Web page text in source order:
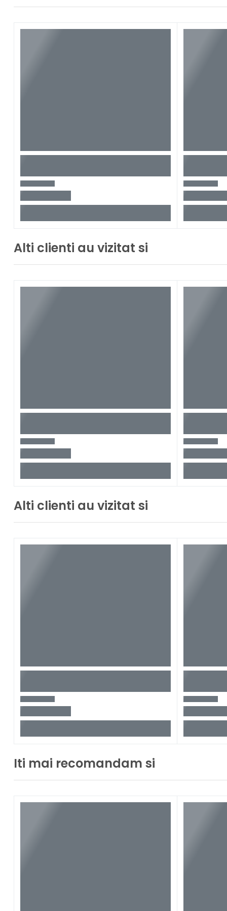
Alti clienti au vizitat si
Alti clienti au vizitat si
Iti mai recomandam si